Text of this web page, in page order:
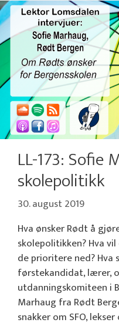
LL-173: Sofie
skolepolitikk
30. august 2019
Hva ønsker Rødt å
skolepolitikken? Hva
de prioritere ned? Hva
førstekandidat, lærer,
utdanningskomiteen i
Marhaug fra Rødt
snakker om SFO,